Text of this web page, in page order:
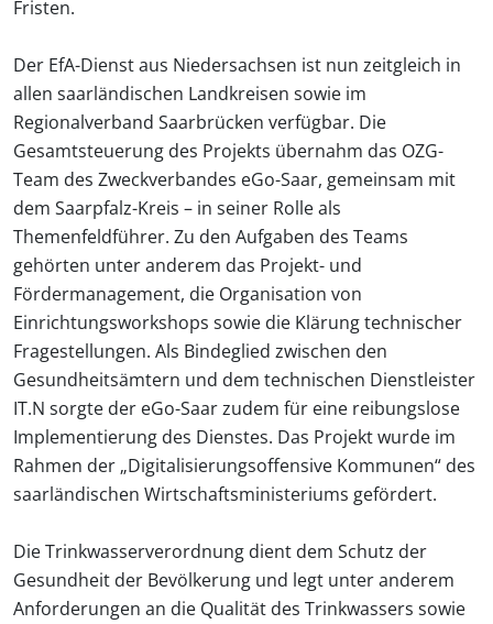
Fristen.
Der EfA-Dienst aus Niedersachsen ist nun zeitgleich in
allen saarländischen Landkreisen sowie im
Regionalverband Saarbrücken verfügbar. Die
Gesamtsteuerung des Projekts übernahm das OZG-
Team des Zweckverbandes eGo-Saar, gemeinsam mit
dem Saarpfalz-Kreis – in seiner Rolle als
Themenfeldführer. Zu den Aufgaben des Teams
gehörten unter anderem das Projekt- und
Fördermanagement, die Organisation von
Einrichtungsworkshops sowie die Klärung technischer
Fragestellungen. Als Bindeglied zwischen den
Gesundheitsämtern und dem technischen Dienstleister
IT.N sorgte der eGo-Saar zudem für eine reibungslose
Implementierung des Dienstes. Das Projekt wurde im
Rahmen der „Digitalisierungsoffensive Kommunen“ des
saarländischen Wirtschaftsministeriums gefördert.
Die Trinkwasserverordnung dient dem Schutz der
Gesundheit der Bevölkerung und legt unter anderem
Anforderungen an die Qualität des Trinkwassers sowie